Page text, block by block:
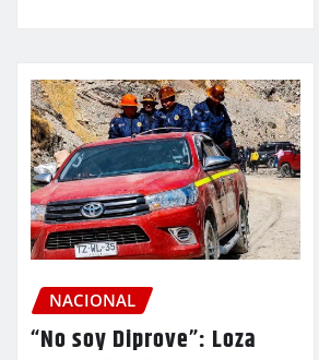
NACIONAL
“No soy Diprove”: Loza